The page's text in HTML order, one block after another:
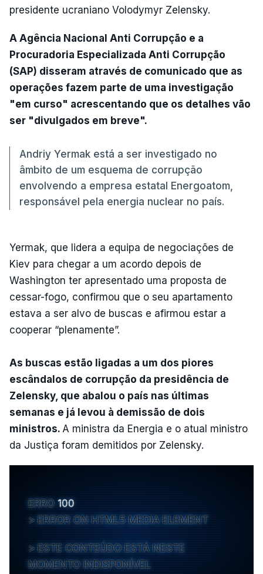
presidente ucraniano Volodymyr Zelensky.
A Agência Nacional Anti Corrupção e a
Procuradoria Especializada Anti Corrupção
(SAP) disseram através de comunicado que as
operações fazem parte de uma investigação
"em curso" acrescentando que os detalhes vão
ser "divulgados em breve".
Andriy Yermak está a ser investigado no
âmbito de um esquema de corrupção
envolvendo a empresa estatal Energoatom,
responsável pela energia nuclear no país.
Yermak, que lidera a equipa de negociações de
Kiev para chegar a um acordo depois de
Washington ter apresentado uma proposta de
cessar-fogo, confirmou que o seu apartamento
estava a ser alvo de buscas e afirmou estar a
cooperar “plenamente”.
As buscas estão ligadas a um dos piores
escândalos de corrupção da presidência de
Zelensky, que abalou o país nas últimas
semanas e já levou à demissão de dois
ministros. A ministra da Energia e o atual ministro
da Justiça foram demitidos por Zelensky.
ERRO 100
ERROR ON HTML5 MEDIA ELEMENT
ESTE CONTEÚDO ESTÁ NESTE
MOMENTO INDISPONÍVEL